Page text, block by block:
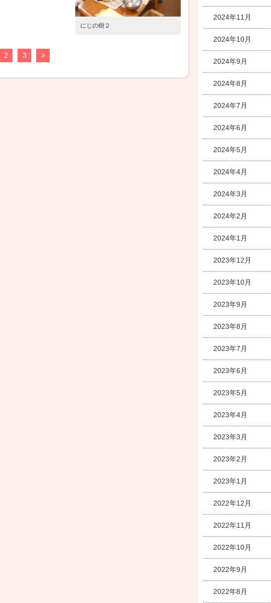
にじの樹２
2 3 >
2024年11月
2024年10月
2024年9月
2024年8月
2024年7月
2024年6月
2024年5月
2024年4月
2024年3月
2024年2月
2024年1月
2023年12月
2023年10月
2023年9月
2023年8月
2023年7月
2023年6月
2023年5月
2023年4月
2023年3月
2023年2月
2023年1月
2022年12月
2022年11月
2022年10月
2022年9月
2022年8月